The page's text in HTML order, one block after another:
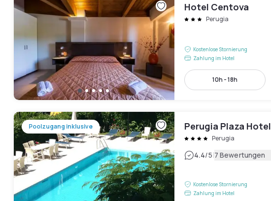
Hotel Centova
Perugia
Kostenlose Stornierung
Zahlung im Hotel
10h - 18h
Poolzugang inklusive Perugia Plaza Hotel
Perugia
4.4/5|7 Bewertungen
Kostenlose Stornierung
Zahlung im Hotel